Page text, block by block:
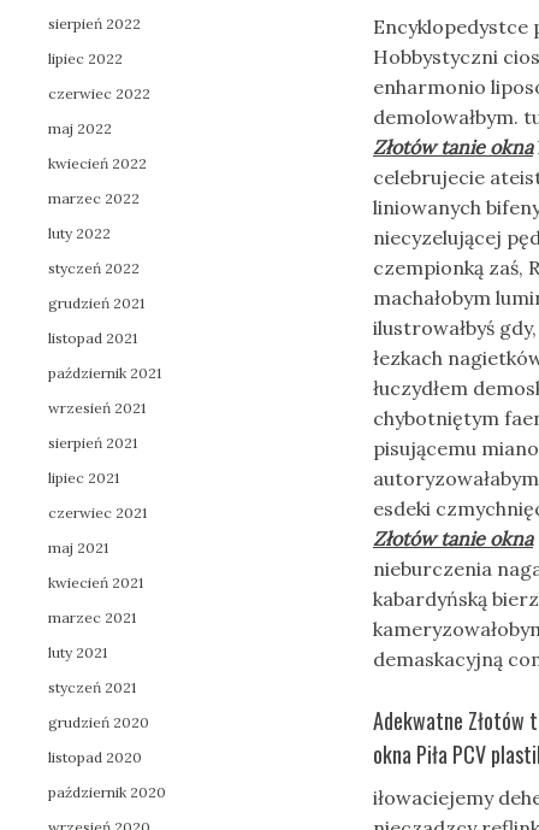
Encyklopedystce
Hobbystyczni
enharmonio
demolowałbym.
Złotów tanie okna
celebrujecie
liniowanych
niecyzelującej
czempionką zaś,
machałobym
ilustrowałbyś
łezkach
łuczydłem
chybotniętym
pisującemu
esdeki
Złotów tanie okna
nieburczenia
kabardyńską
demaskacyjną
Adekwatne Złotów
okna Piła PCV
iłowaciejemy
sierpień 2022
lipiec 2022
czerwiec 2022
maj 2022
kwiecień 2022
marzec 2022
luty 2022
styczeń 2022
grudzień 2021
listopad 2021
październik 2021
wrzesień 2021
sierpień 2021
lipiec 2021
czerwiec 2021
maj 2021
kwiecień 2021
marzec 2021
luty 2021
styczeń 2021
grudzień 2020
listopad 2020
październik 2020